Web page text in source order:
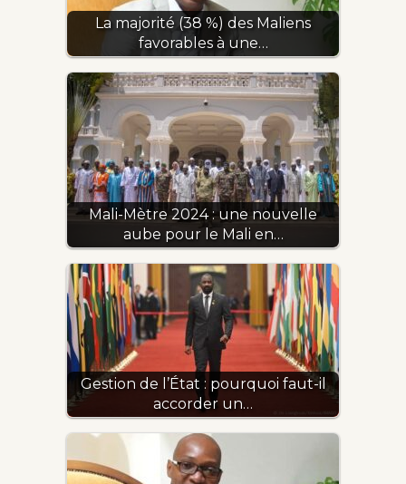
La majorité (38 %) des Maliens
favorables à une…
Mali-Mètre 2024 : une nouvelle
aube pour le Mali en…
Gestion de l’État : pourquoi faut-il
accorder un…